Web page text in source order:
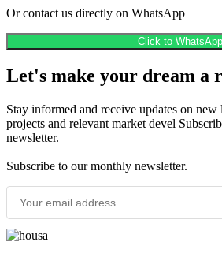
Or contact us directly on WhatsApp
Click to WhatsApp
Let's make your dream a
Stay informed and receive updates on
projects and relevant market devel
newsletter.
Subscribe to our monthly newsletter.